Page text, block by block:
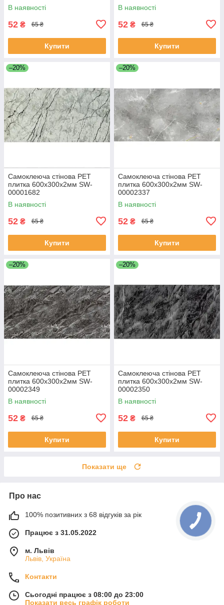
В наявності
52 ₴ 65 ₴
Купити
В наявності
52 ₴ 65 ₴
Купити
–20%
Самоклеюча стінова PET
плитка 600х300х2мм SW-
00001682
В наявності
52 ₴ 65 ₴
Купити
–20%
Самоклеюча стінова PET
плитка 600х300х2мм SW-
00002337
В наявності
52 ₴ 65 ₴
Купити
–20%
Самоклеюча стінова PET
плитка 600х300х2мм SW-
00002349
В наявності
52 ₴ 65 ₴
Купити
–20%
Самоклеюча стінова PET
плитка 600х300х2мм SW-
00002350
В наявності
52 ₴ 65 ₴
Купити
Показати ще
Про нас
100% позитивних з 68 відгуків за рік
Працює з 31.05.2022
м. Львів
Львів, Україна
Контакти
Сьогодні працює з 08:00 до 23:00
Показати весь графік роботи